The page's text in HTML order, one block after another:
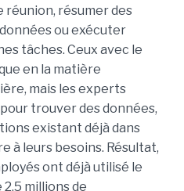
réunion, résumer des
ou exécuter
tâches. Ceux avec le
en la matière
mais les experts
trouver des données,
existant déjà dans
à leurs besoins. Résultat,
ont déjà utilisé le
millions de